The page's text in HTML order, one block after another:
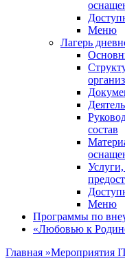
Меню
Лагерь
состав
Меню
Программы по
«Любовью к
Главная »Мероприятия